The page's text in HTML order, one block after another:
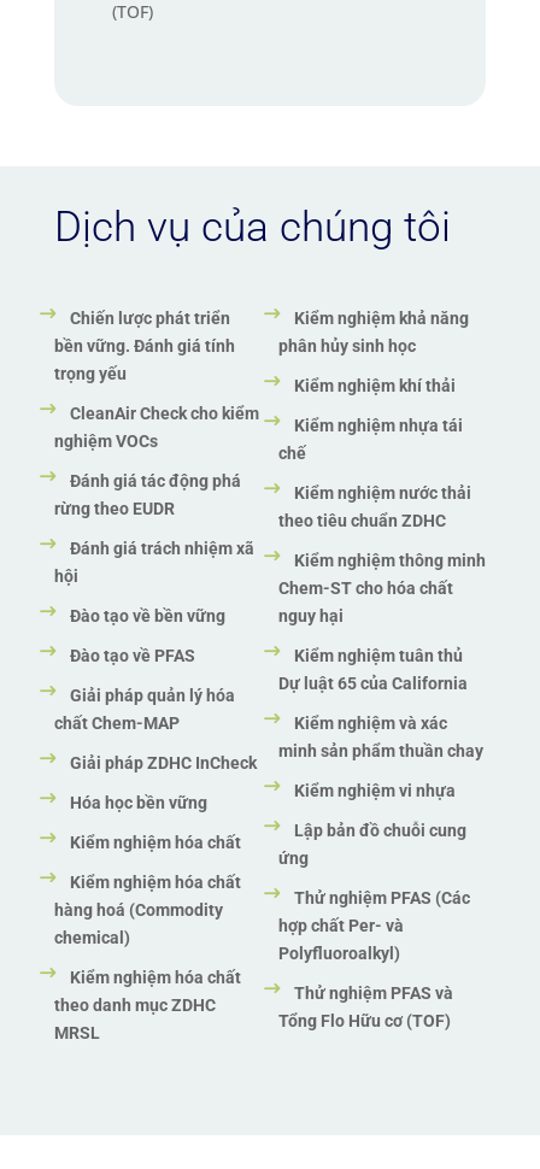
(TOF)
Dịch vụ của chúng tôi
Chiến lược phát triển
bền vững. Đánh giá tính
trọng yếu
CleanAir Check cho kiểm
nghiệm VOCs
Đánh giá tác động phá
rừng theo EUDR
Đánh giá trách nhiệm xã
hội
Đào tạo về bền vững
Đào tạo về PFAS
Giải pháp quản lý hóa
chất Chem-MAP
Giải pháp ZDHC InCheck
Hóa học bền vững
Kiểm nghiệm hóa chất
Kiểm nghiệm hóa chất
hàng hoá (Commodity
chemical)
Kiểm nghiệm hóa chất
theo danh mục ZDHC
MRSL
Kiểm nghiệm khả năng
phân hủy sinh học
Kiểm nghiệm khí thải
Kiểm nghiệm nhựa tái
chế
Kiểm nghiệm nước thải
theo tiêu chuẩn ZDHC
Kiểm nghiệm thông minh
Chem-ST cho hóa chất
nguy hại
Kiểm nghiệm tuân thủ
Dự luật 65 của California
Kiểm nghiệm và xác
minh sản phẩm thuần chay
Kiểm nghiệm vi nhựa
Lập bản đồ chuỗi cung
ứng
Thử nghiệm PFAS (Các
hợp chất Per- và
Polyfluoroalkyl)
Thử nghiệm PFAS và
Tổng Flo Hữu cơ (TOF)